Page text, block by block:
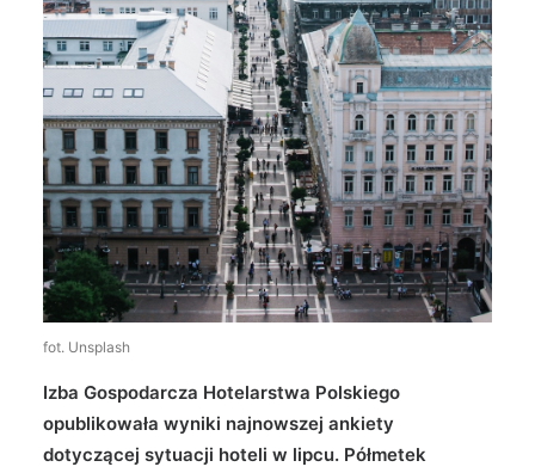
fot. Unsplash
Izba Gospodarcza Hotelarstwa Polskiego
opublikowała wyniki najnowszej ankiety
dotyczącej sytuacji hoteli w lipcu. Półmetek